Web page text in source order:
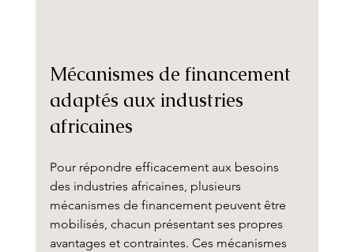
Mécanismes de financement
adaptés aux industries
africaines
Pour répondre efficacement aux besoins
des industries africaines, plusieurs
mécanismes de financement peuvent être
mobilisés, chacun présentant ses propres
avantages et contraintes. Ces mécanismes